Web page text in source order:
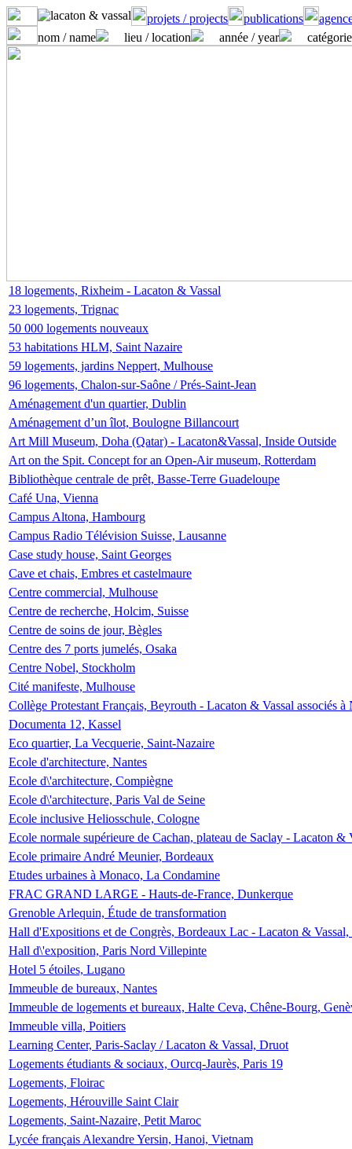
projets / projects publications
nom / name
lieu / location année / year
18 logements, Rixheim - Lacaton & Vassal
23 logements, Trignac
50 000 logements nouveaux
53 habitations HLM, Saint Nazaire
59 logements, jardins Neppert, Mulhouse
96 logements, Chalon-sur-Saône / Prés-Saint-Jean
Aménagement d'un quartier, Dublin
Aménagement d’un îlot, Boulogne Billancourt
Art Mill Museum, Doha (Qatar) - Lacaton&Vassal, Inside Outside
Art on the Spit. Concept for an Open-Air museum, Rotterdam
Bibliothèque centrale de prêt, Basse-Terre Guadeloupe
Café Una, Vienna
Campus Altona, Hambourg
Campus Radio Télévision Suisse, Lausanne
Case study house, Saint Georges
Cave et chais, Embres et castelmaure
Centre commercial, Mulhouse
Centre de recherche, Holcim, Suisse
Centre de soins de jour, Bègles
Centre des 7 ports jumelés, Osaka
Centre Nobel, Stockholm
Cité manifeste, Mulhouse
Collège Protestant Français, Beyrouth - Lacaton & Vassal associés
Documenta 12, Kassel
Eco quartier, La Vecquerie, Saint-Nazaire
Ecole d'architecture, Nantes
Ecole d\'architecture, Compiègne
Ecole d\'architecture, Paris Val de Seine
Ecole inclusive Heliosschule, Cologne
Ecole normale supérieure de Cachan, plateau de Saclay - Lacaton &
Ecole primaire André Meunier, Bordeaux
Etudes urbaines à Monaco, La Condamine
FRAC GRAND LARGE - Hauts-de-France, Dunkerque
Grenoble Arlequin, Étude de transformation
Hall d'Expositions et de Congrès, Bordeaux Lac - Lacaton &
Hall d\'exposition, Paris Nord Villepinte
Hotel 5 étoiles, Lugano
Immeuble de bureaux, Nantes
Immeuble de logements et bureaux, Halte Ceva, Chêne-Bourg,
Immeuble villa, Poitiers
Learning Center, Paris-Saclay / Lacaton & Vassal, Druot
Logements étudiants & sociaux, Ourcq-Jaurès, Paris 19
Logements, Floirac
Logements, Hérouville Saint Clair
Logements, Saint-Nazaire, Petit Maroc
Lycée français Alexandre Yersin, Hanoi, Vietnam